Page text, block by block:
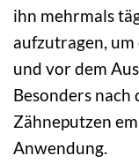
ihn mehrmals
aufzutragen,
und vor dem
Besonders nach
Zähneputzen
Anwendung.